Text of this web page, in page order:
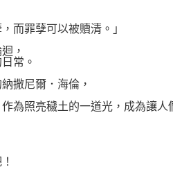
而罪孽可以被贖清。」
，
常。
撒尼爾．海倫，
為照亮穢土的一道光，成為讓人